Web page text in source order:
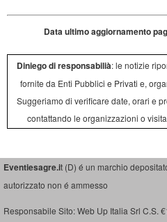
Data ultimo aggiornamento
Diniego di responsabilià: le notizie
fornite da Enti Pubblici e Privati e,
Suggeriamo di verificare date, orari e
contattando le organizzazioni o
Eventiesagre.it (D) é un marchio
autorizzato non é ammesso
Responsabile Sito: Web Up Italia Srl C.S.